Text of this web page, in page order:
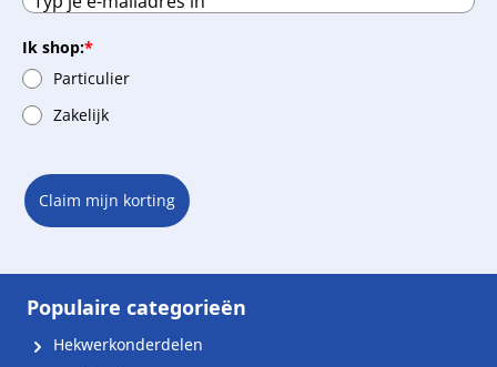
Ik shop:*
Particulier
Zakelijk
Claim mijn korting
Populaire categorieën
Hekwerkonderdelen